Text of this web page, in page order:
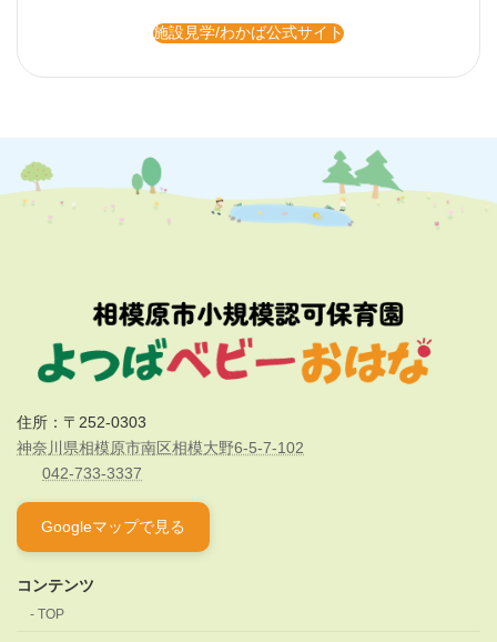
小学1年生～6年生
住所：〒252-0303
神奈川県相模原市南区相模大野6-5-7-102
042-733-3337
Googleマップで見る